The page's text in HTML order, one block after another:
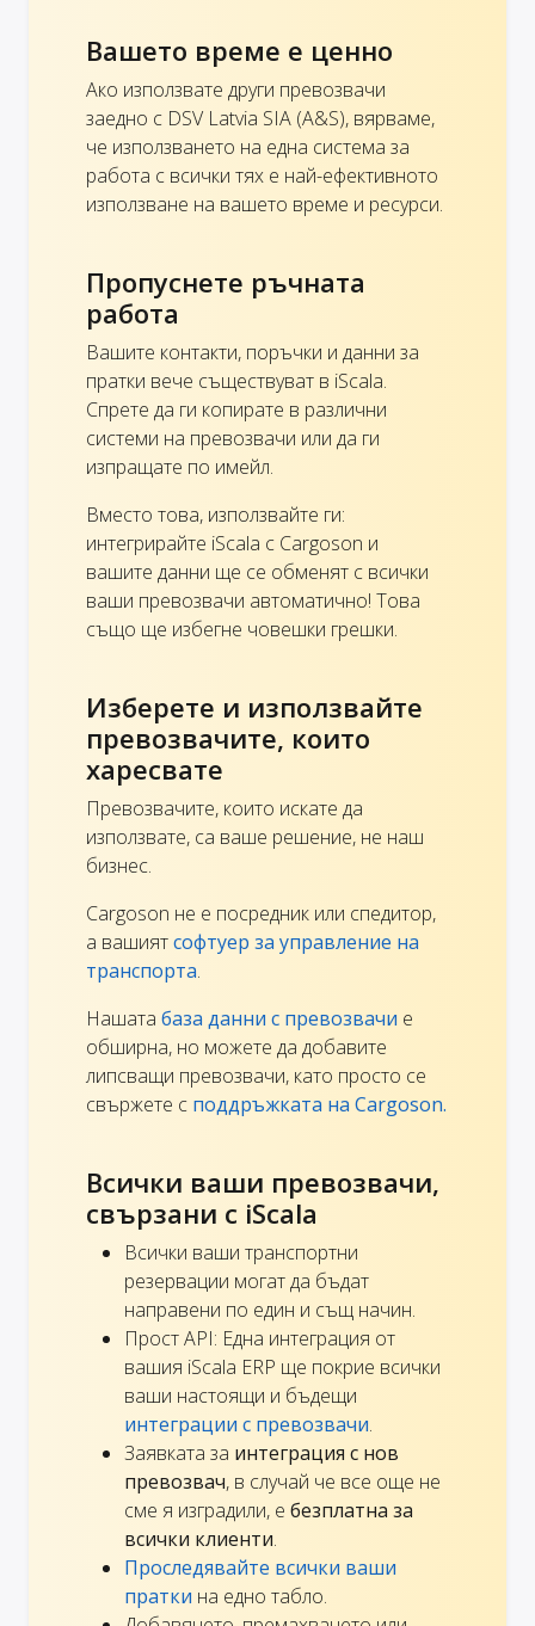
Вашето време е ценно
Ако използвате други превозвачи
заедно с DSV Latvia SIA (A&S), вярваме,
че използването на една система за
работа с всички тях е най-ефективното
използване на вашето време и ресурси.
Пропуснете ръчната
работа
Вашите контакти, поръчки и данни за
пратки вече съществуват в iScala.
Спрете да ги копирате в различни
системи на превозвачи или да ги
изпращате по имейл.
Вместо това, използвайте ги:
интегрирайте iScala с Cargoson и
вашите данни ще се обменят с всички
ваши превозвачи автоматично! Това
също ще избегне човешки грешки.
Изберете и използвайте
превозвачите, които
харесвате
Превозвачите, които искате да
използвате, са ваше решение, не наш
бизнес.
Cargoson не е посредник или спедитор,
а вашиятсофтуер за управление на
транспорта.
Нашата база данни с превозвачи е
обширна, но можете да добавите
липсващи превозвачи, като просто се
свържете с поддръжката на Cargoson.
Всички ваши превозвачи,
свързани с iScala
Всички ваши транспортни
резервации могат да бъдат
направени по един и същ начин.
Прост API: Една интеграция от
вашия iScala ERP ще покрие всички
ваши настоящи и бъдещи
интеграции с превозвачи.
Заявката за интеграция с нов
превозвач, в случай че все още не
сме я изградили, е безплатна за
всички клиенти.
Проследявайте всички ваши
пратки на едно табло.